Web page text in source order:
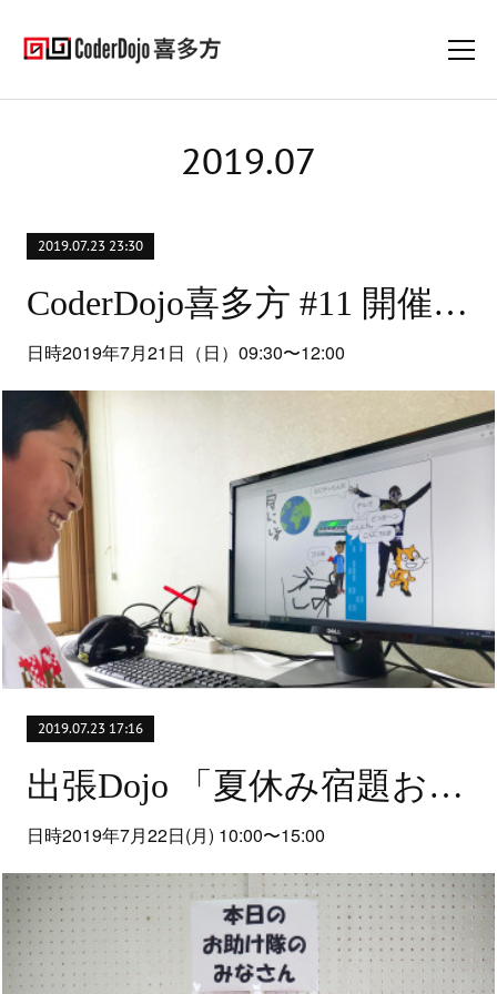
2019.07
2019.07.23 23:30
CoderDojo喜多方 #11 開催レポート
日時2019年7月21日（日）09:30〜12:00
2019.07.23 17:16
出張Dojo 「夏休み宿題お助け広場」
日時2019年7月22日(月) 10:00〜15:00